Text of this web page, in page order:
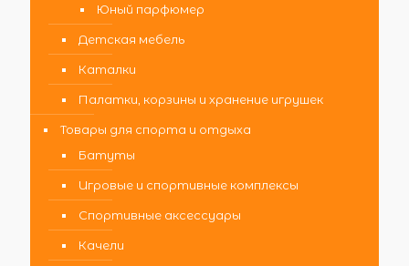
Юный парфюмер
Детская мебель
Каталки
Палатки, корзины и хранение игрушек
Товары для спорта и отдыха
Батуты
Игровые и спортивные комплексы
Спортивные аксессуары
Качели